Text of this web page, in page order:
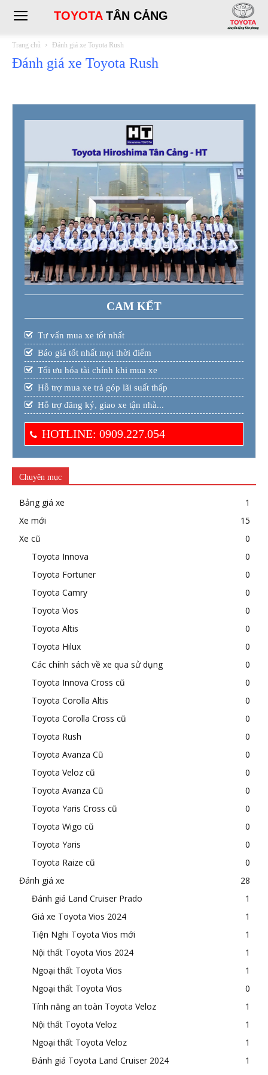
TOYOTATÂN CẢNG
Trang chủ Đánh giá xe Toyota Rush
Đánh giá xe Toyota Rush
CAM KẾT
Tư vấn mua xe tốt nhất
Báo giá tốt nhất mọi thời điểm
Tối ưu hóa tài chính khi mua xe
Hỗ trợ mua xe trả góp lãi suất thấp
Hỗ trợ đăng ký, giao xe tận nhà...
HOTLINE: 0909.227.054
Chuyên mục
Bảng giá xe
1
Xe mới
15
Xe cũ
0
Toyota Innova
0
Toyota Fortuner
0
Toyota Camry
0
Toyota Vios
0
Toyota Altis
0
Toyota Hilux
0
Các chính sách về xe qua sử dụng
0
Toyota Innova Cross cũ
0
Toyota Corolla Altis
0
Toyota Corolla Cross cũ
0
Toyota Rush
0
Toyota Avanza Cũ
0
Toyota Veloz cũ
0
Toyota Avanza Cũ
0
Toyota Yaris Cross cũ
0
Toyota Wigo cũ
0
Toyota Yaris
0
Toyota Raize cũ
0
Đánh giá xe
28
Đánh giá Land Cruiser Prado
1
Giá xe Toyota Vios 2024
1
Tiện Nghi Toyota Vios mới
1
Nội thất Toyota Vios 2024
1
Ngoại thất Toyota Vios
1
Ngoại thất Toyota Vios
0
Tính năng an toàn Toyota Veloz
1
Nội thất Toyota Veloz
1
Ngoại thất Toyota Veloz
1
Đánh giá Toyota Land Cruiser 2024
1